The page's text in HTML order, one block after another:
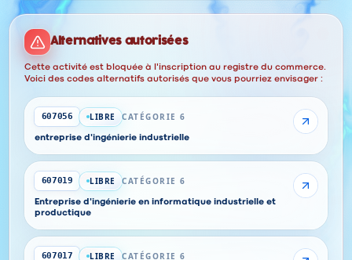
Alternatives autorisées
Cette activité est bloquée à l'inscription au registre du commerce.
Voici des codes alternatifs autorisés que vous pourriez envisager :
607056 LIBRE CATÉGORIE 6
entreprise d'ingénierie industrielle
607019 LIBRE CATÉGORIE 6
Entreprise d'ingénierie en informatique industrielle et
productique
607017 LIBRE CATÉGORIE 6